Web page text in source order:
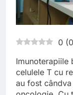
0 (0
Imunoterapiile
celulele T cu
au fost